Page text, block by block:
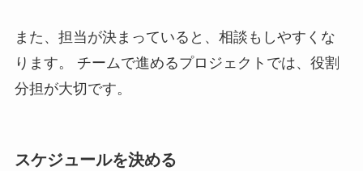
また、担当が決まっていると、相談もしやすくな
ります。 チームで進めるプロジェクトでは、役割
分担が大切です。
スケジュールを決める